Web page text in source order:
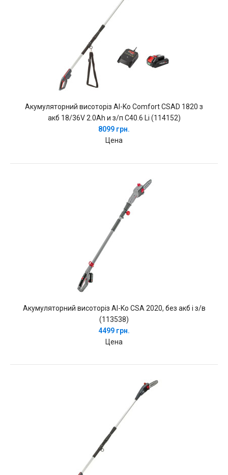
Акумуляторний висоторіз Al-Ko Comfort CSAD 1820 з
акб 18/36V 2.0Ah и з/п C40.6 Li (114152)
8099 грн.
Цена
Акумуляторний висоторіз Al-Ko CSA 2020, без акб і з/в
(113538)
4499 грн.
Цена